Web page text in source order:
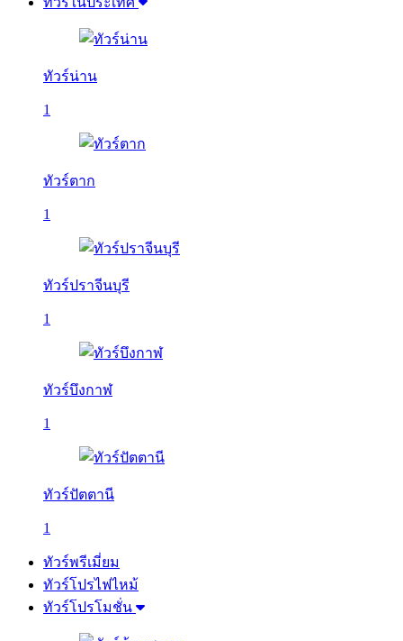
ทัวร์น่าน
1
ทัวร์ตาก
1
ทัวร์ปราจีนบุรี
1
ทัวร์บึงกาฬ
1
ทัวร์ปัตตานี
1
ทัวร์พรีเมี่ยม
ทัวร์โปรไฟไหม้
ทัวร์โปรโมชั่น